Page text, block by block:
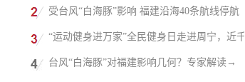
路停运部分旅客列车→
受台风“白海豚”影响 福建沿海40条航线停航
“运动健身进万家”全民健身日走进周宁，近千
人徒步云端
台风“白海豚”对福建影响几何？专家解读→